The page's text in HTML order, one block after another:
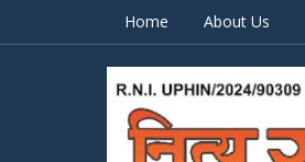
Home About Us